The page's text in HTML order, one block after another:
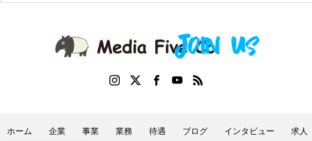
ホーム 企業 事業 業務 待遇 ブログ インタビュー 求人